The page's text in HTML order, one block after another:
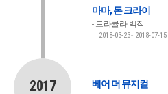
마마, 돈 크라이
드라큘라 백작
2018-03-23~2018-07-15
2017 베어 더 뮤지컬